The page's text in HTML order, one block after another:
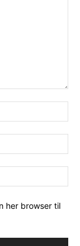
her browser til